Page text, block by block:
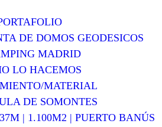
DE DOMOS GEODESICOS
MADRID
LO HACEMOS
MATERIAL
DE SOMONTES
| 1.100M2 | PUERTO BANÚS